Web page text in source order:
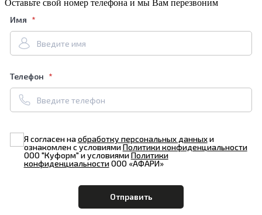
Оставьте свой номер телефона и мы Вам перезвоним
Имя
Телефон
Я согласен наобработку персональных данныхи
ознакомлен с условиямиПолитики конфиденциальности
ООО "Куформ" и условиямиПолитики
конфиденциальностиООО «АФАРИ»